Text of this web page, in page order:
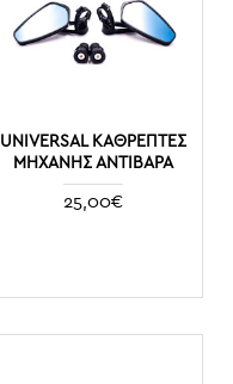
UNIVERSAL ΚΑΘΡΈΠΤΕΣ
ΜΗΧΑΝΉΣ ΑΝΤΊΒΑΡΑ
25,00€